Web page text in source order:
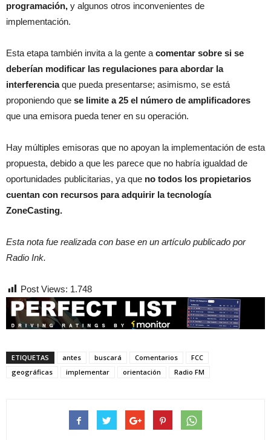
programación, y algunos otros inconvenientes de
implementación.
Esta etapa también invita a la gente acomentar sobre si se
deberían modificar las regulaciones para abordar la
interferenciaque pueda presentarse; asimismo, se está
proponiendo que se limite a 25 el número de amplificadores
que una emisora pueda tener en su operación.
Hay múltiples emisoras que no apoyan la implementación de esta
propuesta, debido a que les parece que no habría igualdad de
oportunidades publicitarias, ya que no todos los propietarios
cuentan con recursos para adquirir la tecnología
ZoneCasting.
Esta nota fue realizada con base en un artículo publicado por
Radio Ink.
Post Views: 1.748
ETIQUETAS antes buscará Comentarios
FCC
geográficas
implementar orientación Radio FM